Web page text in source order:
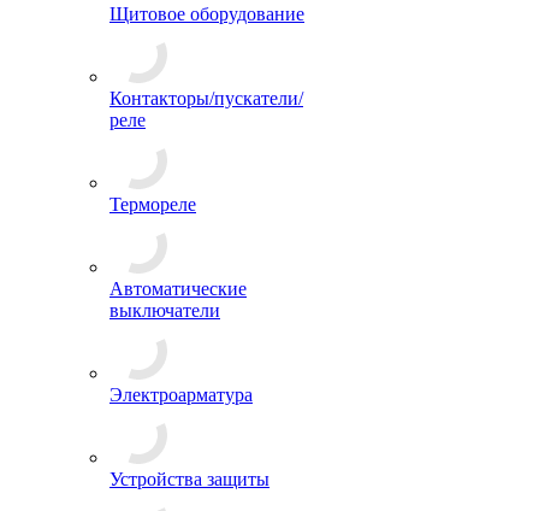
Щитовое оборудование
Контакторы/пускатели/
реле
Термореле
Автоматические
выключатели
Электроарматура
Устройства защиты